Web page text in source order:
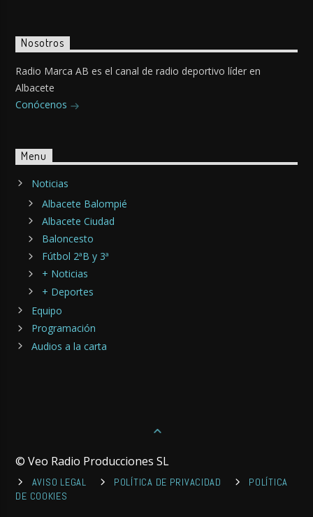
Nosotros
Radio Marca AB es el canal de radio deportivo líder en
Albacete
Conócenos
Menu
Noticias
Albacete Balompié
Albacete Ciudad
Baloncesto
Fútbol 2ªB y 3ª
+ Noticias
+ Deportes
Equipo
Programación
Audios a la carta
© Veo Radio Producciones SL
AVISO LEGAL POLÍTICA DE PRIVACIDAD
POLÍTICA
DE COOKIES